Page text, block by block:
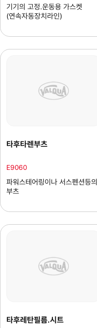
기기의 고정.운동용 가스켓
(연속자동장치라인)
타후타렌부츠
E9060
파워스테어링이나 서스펜션등의
부츠
타후레탄필름.시트